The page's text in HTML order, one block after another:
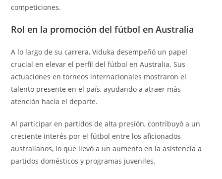
competiciones.
Rol en la promoción del fútbol en Australia
A lo largo de su carrera, Viduka desempeñó un papel
crucial en elevar el perfil del fútbol en Australia. Sus
actuaciones en torneos internacionales mostraron el
talento presente en el país, ayudando a atraer más
atención hacia el deporte.
Al participar en partidos de alta presión, contribuyó a un
creciente interés por el fútbol entre los aficionados
australianos, lo que llevó a un aumento en la asistencia a
partidos domésticos y programas juveniles.